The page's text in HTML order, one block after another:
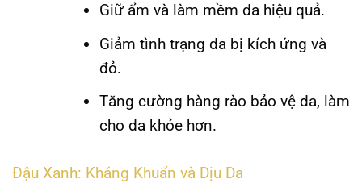
Giữ ẩm và làm mềm da hiệu quả.
Giảm tình trạng da bị kích ứng và
đỏ.
Tăng cường hàng rào bảo vệ da, làm
cho da khỏe hơn.
Đậu Xanh: Kháng Khuẩn và Dịu Da